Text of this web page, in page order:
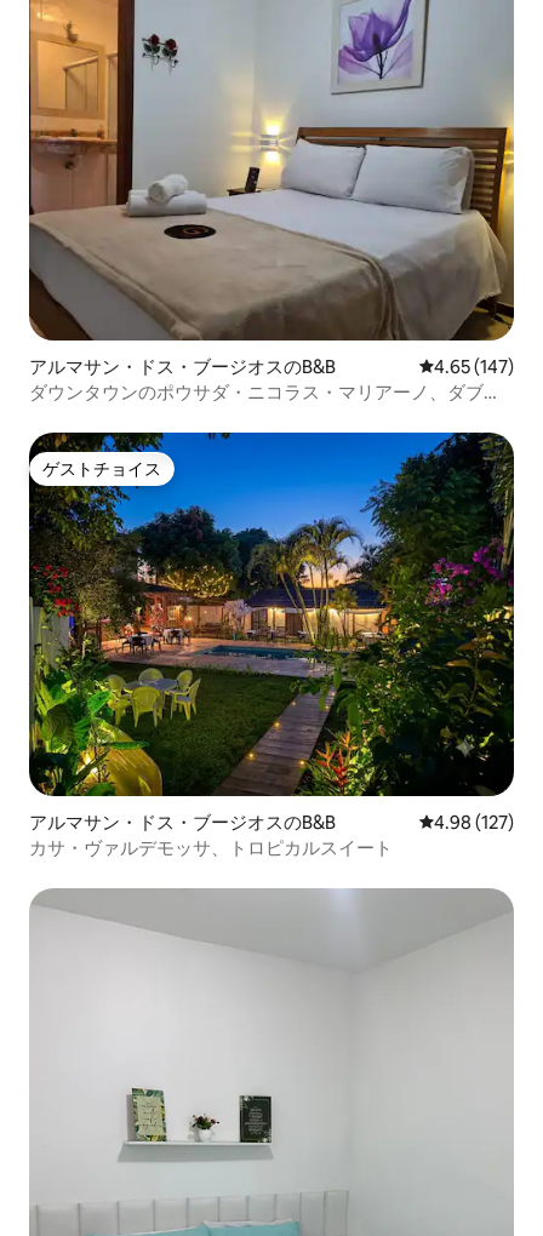
アルマサン・ドス・ブージオスのB&B レビュー147
4.65 (147)
ダウンタウンのポウサダ・ニコラス・マリアーノ、ダブル
ゲストチョイス
ゲストチョイス
アルマサン・ドス・ブージオスのB&B レビュー127
4.98 (127)
カサ・ヴァルデモッサ、トロピカルスイート